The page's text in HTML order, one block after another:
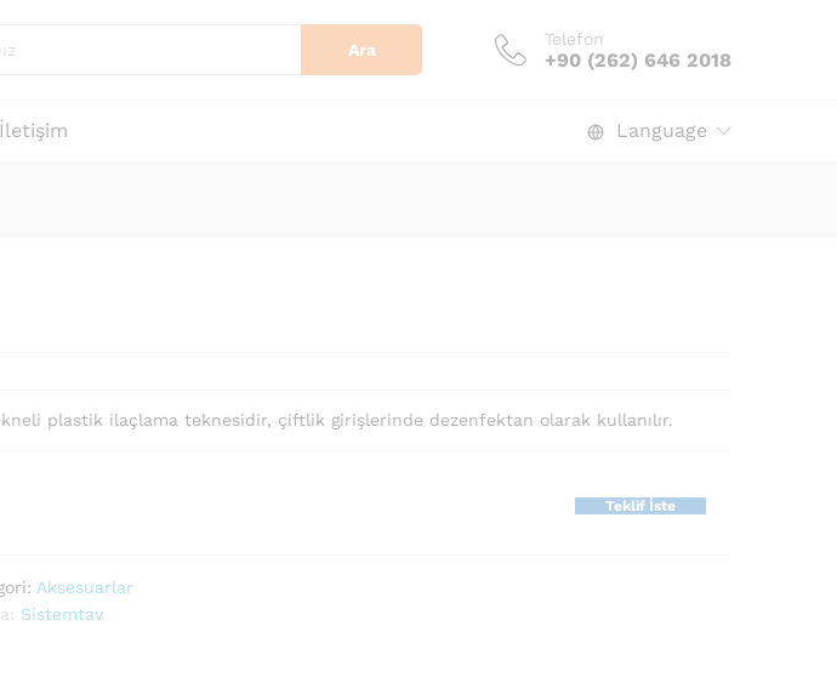
Ara
Telefon
+90 (262) 646 2018
İletişim Language
plastik ilaçlama teknesidir, çiftlik girişlerinde dezenfektan olarak kullanılır.
Teklif İste
Aksesuarlar
Sistemtav